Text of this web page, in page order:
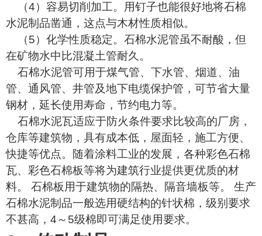
（4）容易切削加工。用钉子也能很好地将石棉
水泥制品凿通，这点与木材性质相似。
（5）化学性质稳定。石棉水泥管虽不耐酸，但
在矿物水中比混凝土管耐久。
石棉水泥管可用于煤气管、下水管、烟道、油
管、通风管、井管及地下电缆保护管，可节省大量
钢材，延长使用寿命，节约电力等。
石棉水泥瓦适应于防火条件要求比较高的厂房，
仓库等建筑物，具有成本低，屋面轻，施工方便、
快捷等优点。随着涂料工业的发展，各种彩色石棉
瓦、彩色石棉板等将为建筑行业提供更优质的材
料。 石棉板用于建筑物的隔热、隔音墙板等。 生产
石棉水泥制品一般选用硬结构的针状棉，级别要求
不甚高，4～5级棉即可满足使用要求。